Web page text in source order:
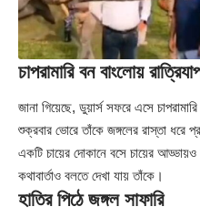
চাপরামারি বন বাংলোয়
জানা গিয়েছে, ডুয়ার্স সফরে এসে
শুক্রবার ভোরে তাঁকে জঙ্গলের রাস্তা ধরে
একটি চায়ের দোকানে বসে চায়ের আড্ডায়ও
কথাবার্তাও বলতে দেখা যায় তাঁকে।
হাতির পিঠে জঙ্গল সাফারি